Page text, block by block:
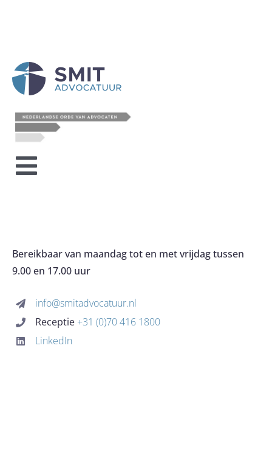
Toggle
KOSTEN
Bereikbaar van maandag tot en met vrijdag tussen
9.00 en 17.00 uur
info@smitadvocatuur.nl
Receptie +31 (0)70 416 1800
LinkedIn